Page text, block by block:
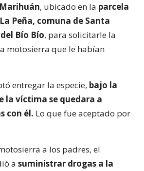
, ubicado en la parcela
Peña, comuna de Santa
Bío Bío, para solicitarle la
motosierra que le habían
entregar la especie, bajo la
la víctima se quedara a
con él. Lo que fue aceptado por
a los padres, el
a suministrar drogas a la